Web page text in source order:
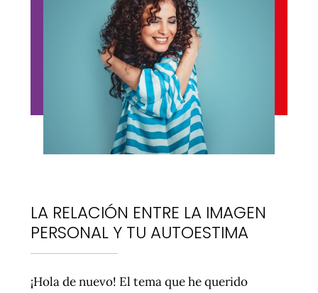
LA RELACIÓN ENTRE LA IMAGEN
PERSONAL Y TU AUTOESTIMA
¡Hola de nuevo! El tema que he querido